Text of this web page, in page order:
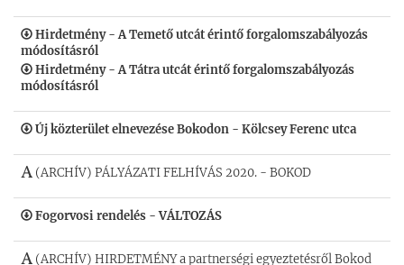
Hirdetmény - A Temető utcát érintő forgalomszabályozás
módosításról
Hirdetmény - A Tátra utcát érintő forgalomszabályozás
módosításról
Új közterület elnevezése Bokodon - Kölcsey Ferenc utca
(ARCHÍV) PÁLYÁZATI FELHÍVÁS 2020. - BOKOD
Fogorvosi rendelés - VÁLTOZÁS
(ARCHÍV) HIRDETMÉNY a partnerségi egyeztetésről Bokod